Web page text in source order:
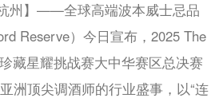
州】——全球高端波本威士忌品
Reserve）今日宣布，2025 The
藏星耀挑战赛大中华赛区总决赛
洲顶尖调酒师的行业盛事，以“连